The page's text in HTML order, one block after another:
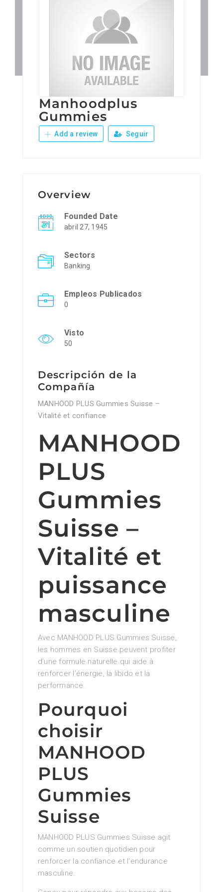
Junta Local Desarrollo
Adiestramientos
Eventos
Sobre Nosotros
Manhoodplus
Gummies
Add a review Seguir
Overview
Founded Date
abril 27, 1945
Sectors
Banking
Empleos Publicados
0
Visto
50
Descripción de la
Compañía
MANHOOD PLUS Gummies Suisse –
Vitalité et confiance
MANHOOD
PLUS
Gummies
Suisse –
Vitalité et
puissance
masculine
Avec MANHOOD PLUS Gummies Suisse,
les hommes en Suisse peuvent profiter
d’une formule naturelle qui aide à
renforcer l’énergie, la libido et la
performance.
Pourquoi
choisir
MANHOOD
PLUS
Gummies
Suisse
MANHOOD PLUS Gummies Suisse agit
comme un soutien quotidien pour
renforcer la confiance et l’endurance
masculine.